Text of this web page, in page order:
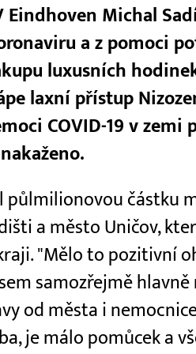
Eindhoven Michal
a z pomoci
luxusních
laxní přístup
COVID-19 v
půlmilionovou částku
a město Uničov,
"Mělo to pozitivní
samozřejmě
od města i
je málo pomůcek a